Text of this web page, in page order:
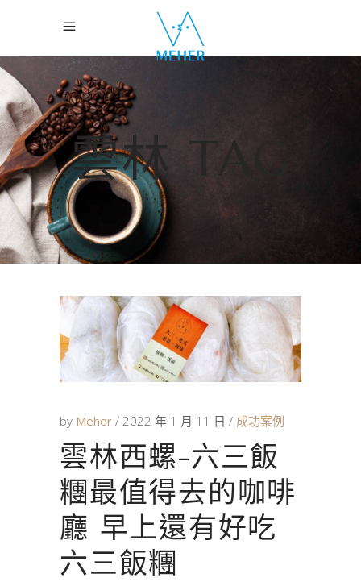
雲林 TAG
by Meher 2022 年 1 月 11 日 成功案例
雲林西螺-六三飯
糰最值得去的咖啡
廳 早上還有好吃
六三飯糰